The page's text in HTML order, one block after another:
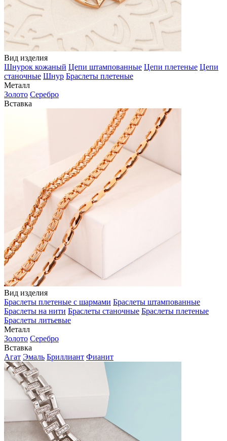
Вид изделия
Шнурок кожаный Цепи штампованные Цепи плетеные Цепи
станочные Шнур Браслеты плетеные
Металл
Золото Серебро
Вставка
Вид изделия
Браслеты плетеные с шармами Браслеты штампованные
Браслеты на нити Браслеты станочные Браслеты плетеные
Браслеты литьевые
Металл
Золото Серебро
Вставка
Агат Эмаль Бриллиант Фианит